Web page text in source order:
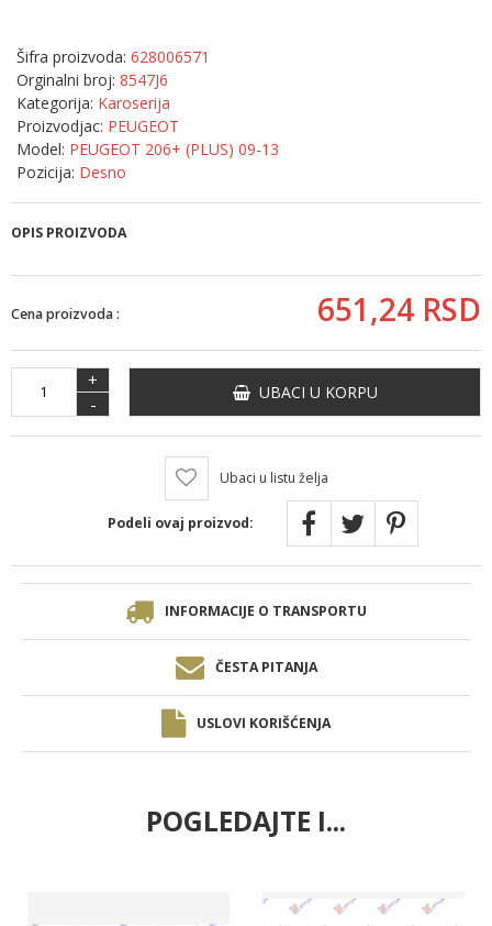
Šifra proizvoda: 628006571
Orginalni broj: 8547J6
Kategorija: Karoserija
Proizvodjac: PEUGEOT
Model: PEUGEOT 206+ (PLUS) 09-13
Pozicija: Desno
OPIS PROIZVODA
Cena proizvoda : 651,24 RSD
+
-
UBACI U KORPU
Ubaci u listu želja
Podeli ovaj proizvod:
INFORMACIJE O TRANSPORTU
ČESTA PITANJA
USLOVI KORIŠĆENJA
POGLEDAJTE I...